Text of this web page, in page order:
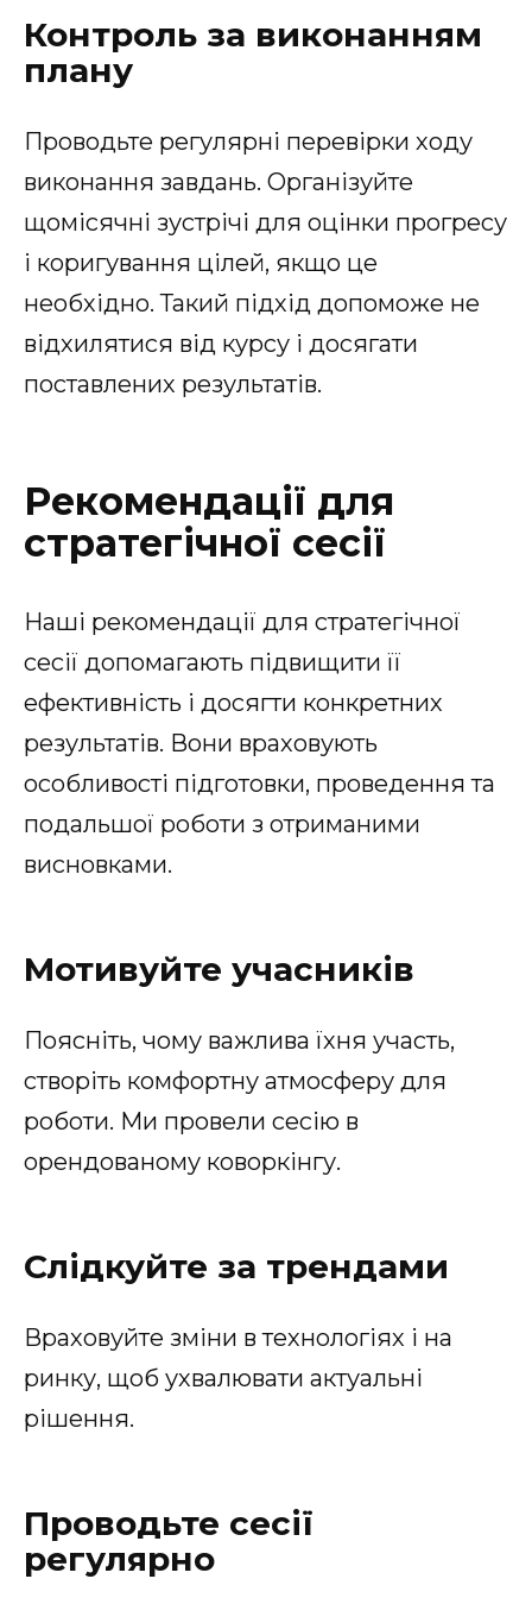
Контроль за виконанням
плану
Проводьте регулярні перевірки ходу
виконання завдань. Організуйте
щомісячні зустрічі для оцінки прогресу
і коригування цілей, якщо це
необхідно. Такий підхід допоможе не
відхилятися від курсу і досягати
поставлених результатів.
Рекомендації для
стратегічної сесії
Наші рекомендації для стратегічної
сесії допомагають підвищити її
ефективність і досягти конкретних
результатів. Вони враховують
особливості підготовки, проведення та
подальшої роботи з отриманими
висновками.
Мотивуйте учасників
Поясніть, чому важлива їхня участь,
створіть комфортну атмосферу для
роботи. Ми провели сесію в
орендованому коворкінгу.
Слідкуйте за трендами
Враховуйте зміни в технологіях і на
ринку, щоб ухвалювати актуальні
рішення.
Проводьте сесії
регулярно